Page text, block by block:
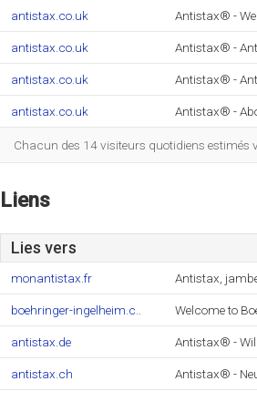
antistax.co.uk Antistax® -
antistax.co.uk Antistax® -
antistax.co.uk Antistax® -
antistax.co.uk Antistax® -
Chacun des 14 visiteurs quotidiens estimés
Liens
Lies vers
monantistax.fr Antistax,
boehringer-ingelheim.c.. Welcome to
antistax.de Antistax® -
antistax.ch Antistax® -